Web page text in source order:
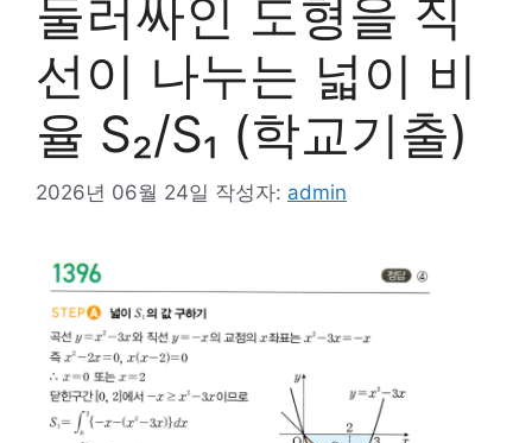
둘러싸인 도형을 직
선이 나누는 넓이 비
율 S₂/S₁ (학교기출)
2026년 06월 24일 작성자: admin